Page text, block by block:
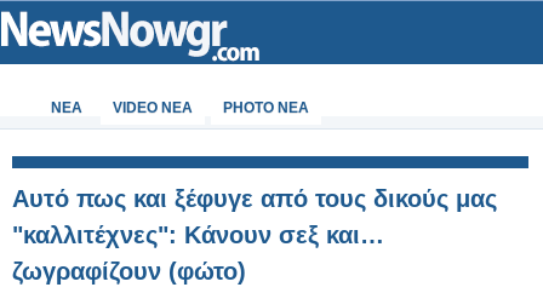
ΝΕΑ VIDEO NEA PHOTO NEA
Αυτό πως και ξέφυγε από τους δικούς μας
"καλλιτέχνες": Κάνουν σεξ και…
ζωγραφίζουν (φώτο)